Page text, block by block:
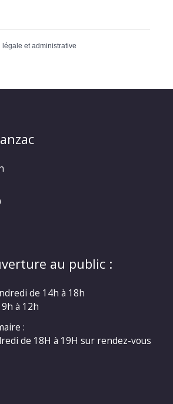
et administrative
au public :
de 14h à 18h
à 12h
:
de 18H à 19H sur rendez-vous